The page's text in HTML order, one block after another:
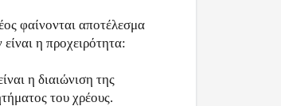
φαίνονται αποτέλεσμα
η προχειρότητα:
η διαιώνιση της
του χρέους.